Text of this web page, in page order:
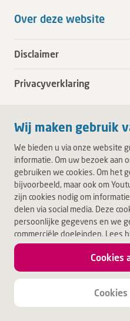
Wij maken gebruik
We bieden u via onze website
informatie. Om uw bezoek aan
gebruiken we cookies. Om het
bijvoorbeeld, maar ook om
zijn cookies nodig om
delen via social media. Deze
persoonlijke gegevens en we
commerciële doeleinden. Lees
Cookiebeleid. Door op Akkoord
Cookies
Over deze website
Disclaimer
Privacyverklaring